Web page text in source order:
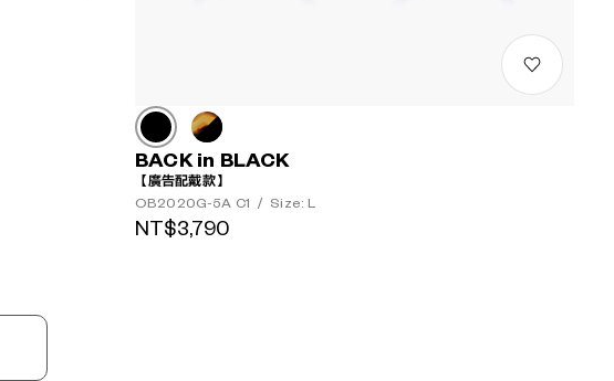
BACK in BLACK
【廣告配戴款】
OB2020G-5A C1 / Size: L
NT$3,790